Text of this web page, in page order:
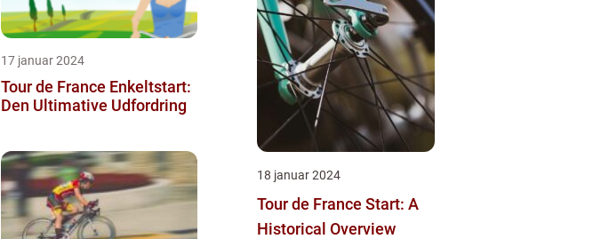
17 januar 2024
Tour de France Enkeltstart:
Den Ultimative Udfordring
18 januar 2024
Tour de France Start: A
Historical Overview